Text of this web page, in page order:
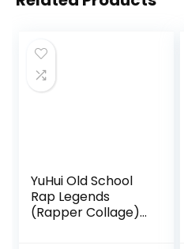
YuHui Old School
Rap Legends
(Rapper Collage)